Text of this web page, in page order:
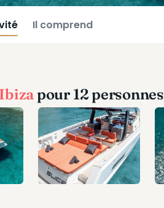
Il comprend
Ibizapour 12 personnes